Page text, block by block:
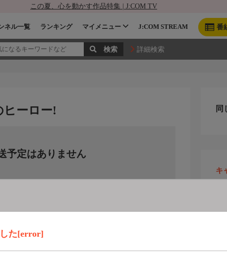
この夏、心を動かす作品特集 | J:COM TV
番
ネル一覧 ランキング マイメニュー J:COM STREAM
詳細検索
た[error]
ーロー!
予定はありません
同
キ